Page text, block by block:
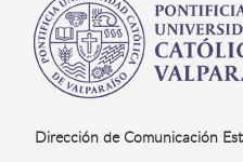
Dirección de Comunicación